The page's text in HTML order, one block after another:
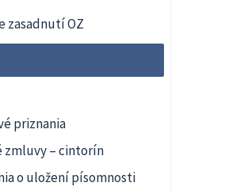
zasadnutí OZ
priznania
zmluvy – cintorín
o uložení písomnosti